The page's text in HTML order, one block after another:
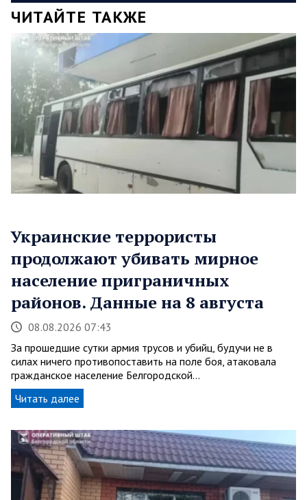
ЧИТАЙТЕ ТАКЖЕ
Украинские террористы
продолжают убивать мирное
население приграничных
районов. Данные на 8 августа
08.08.2026 07:43
За прошедшие сутки армия трусов и убийц, будучи не в
силах ничего противопоставить на поле боя, атаковала
гражданское население Белгородской…
Читать далее